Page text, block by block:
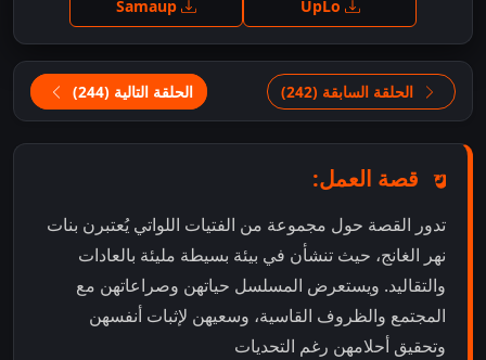
الحلقة السابقة (242) الحلقة التالية (244)
قصة العمل:
تدور القصة حول مجموعة من الفتيات اللواتي يُعتبرن بنات
نهر الغانج، حيث تنشأن في بيئة بسيطة مليئة بالعادات
والتقاليد. ويستعرض المسلسل حياتهن وصراعاتهن مع
المجتمع والظروف القاسية، وسعيهن لإثبات أنفسهن
وتحقيق أحلامهن رغم التحديات